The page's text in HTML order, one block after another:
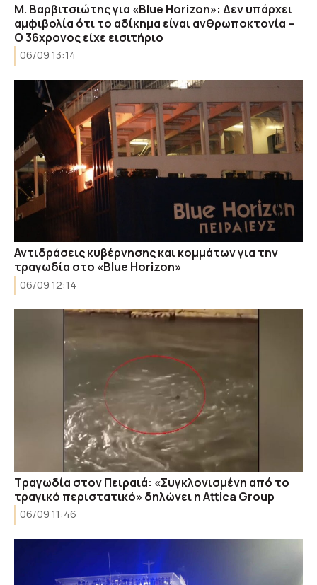
Μ. Βαρβιτσιώτης για «Blue Horizon»: Δεν υπάρχει
αμφιβολία ότι το αδίκημα είναι ανθρωποκτονία –
Ο 36χρονος είχε εισιτήριο
06/09 13:14
Αντιδράσεις κυβέρνησης και κομμάτων για την
τραγωδία στο «Blue Horizon»
06/09 12:14
Τραγωδία στον Πειραιά: «Συγκλονισμένη από το
τραγικό περιστατικό» δηλώνει η Attica Group
06/09 11:46